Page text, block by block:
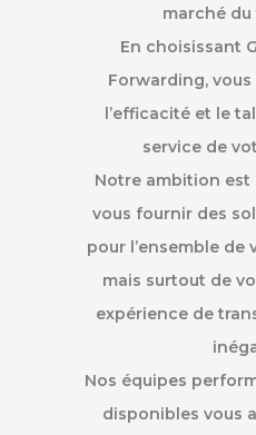
marché
En choisissant
Forwarding,
l’efficacité et le
service de
Notre ambition est
vous fournir des
pour l’ensemble de
mais surtout de
expérience de
Nos équipes
disponibles vous